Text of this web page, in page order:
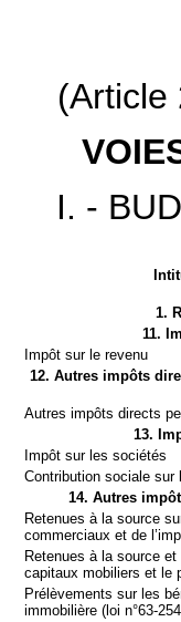
(Article
I. -
1.
11.
Impôt sur le revenu
12. Autres impôts
Autres impôts directs
13.
Impôt sur les sociétés
Contribution sociale
14. Autres
Retenues à la source
commerciaux et de
Retenues à la source
capitaux mobiliers et le
Prélèvements sur les
immobilière (loi n°63-